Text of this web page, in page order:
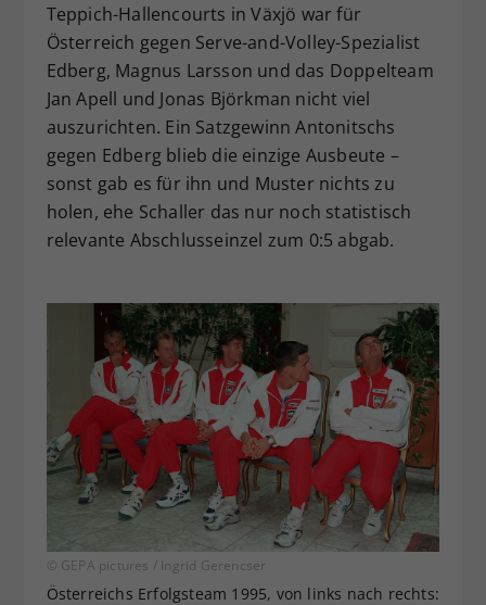
Teppich-Hallencourts in Växjö war für
Österreich gegen Serve-and-Volley-Spezialist
Edberg, Magnus Larsson und das Doppelteam
Jan Apell und Jonas Björkman nicht viel
auszurichten. Ein Satzgewinn Antonitschs
gegen Edberg blieb die einzige Ausbeute –
sonst gab es für ihn und Muster nichts zu
holen, ehe Schaller das nur noch statistisch
relevante Abschlusseinzel zum 0:5 abgab.
© GEPA pictures / Ingrid Gerencser
Österreichs Erfolgsteam 1995, von links nach rechts: